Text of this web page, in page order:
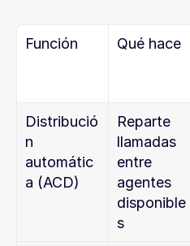
Función Qué hace
Distribució
n
automátic
a (ACD)
Reparte
llamadas
entre
agentes
disponible
s